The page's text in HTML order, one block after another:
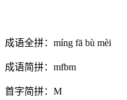
成语全拼： míng fā bù mèi
成语简拼： mfbm
首字简拼： M